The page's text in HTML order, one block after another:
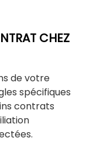
CHEZ
de votre
spécifiques
contrats